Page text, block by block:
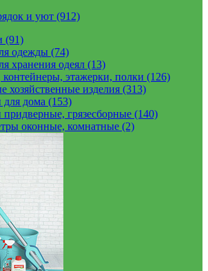
и уют (912)
(91)
одежды (74)
хранения одеял (13)
этажерки, полки (126)
хозяйственные изделия (313)
дома (153)
грязесборные (140)
оконные, комнатные (2)